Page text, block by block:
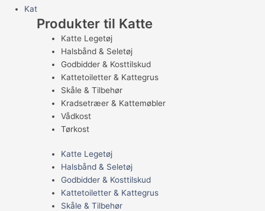
Kat
Produkter til Katte
Katte Legetøj
Halsbånd & Seletøj
Godbidder & Kosttilskud
Kattetoiletter & Kattegrus
Skåle & Tilbehør
Kradsetræer & Kattemøbler
Vådkost
Tørkost
Katte Legetøj
Halsbånd & Seletøj
Godbidder & Kosttilskud
Kattetoiletter & Kattegrus
Skåle & Tilbehør